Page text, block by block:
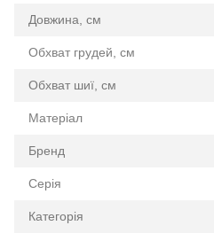
Довжина, см
Обхват грудей, см
Обхват шиї, см
Матеріал
Бренд
Серія
Категорія